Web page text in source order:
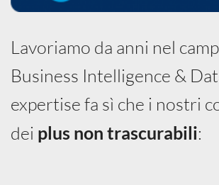
Lavoriamo da anni nel
Business Intelligence &
expertise fa sì che i nostri
dei plus non trascurabili: